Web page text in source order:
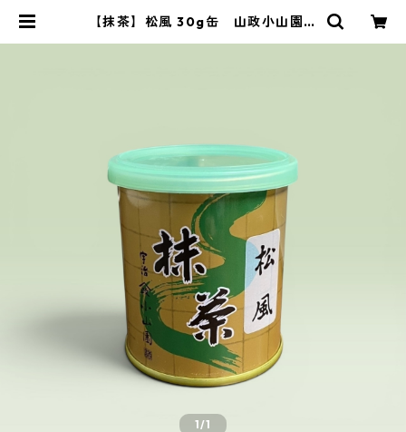
【抹茶】松風 30g缶 山政小山園製
1/1